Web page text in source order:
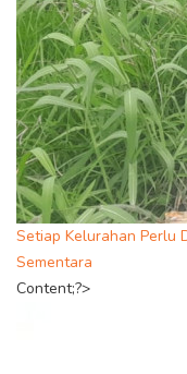
Setiap Kelurahan Perlu
Sementara
Content;?>